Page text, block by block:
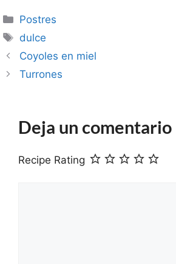
Categorías
Postres
Etiquetas
dulce
Coyoles en miel
Turrones
Deja un comentario
Recipe Rating